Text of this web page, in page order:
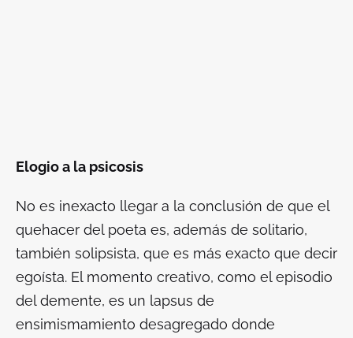
Elogio a la psicosis
No es inexacto llegar a la conclusión de que el
quehacer del poeta es, además de solitario,
también solipsista, que es más exacto que decir
egoísta. El momento creativo, como el episodio
del demente, es un lapsus de
ensimismamiento desagregado donde